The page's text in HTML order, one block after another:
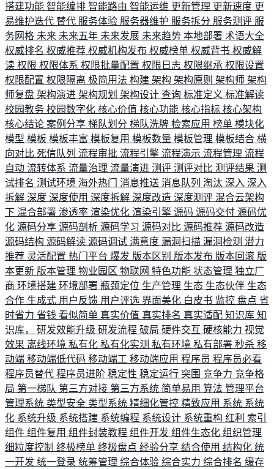
搭建功能 智能编排 智能路由 智能运维 更新管理 更新速度 更
易维护迭代 替代 服务体验 服务器维护 服务拆分 服务测评 服
务网格 未来 未来五年 未来发展 未来趋势 本地部署 术语大全
权威排名 权威推荐 权威机构发布 权威榜单 权威背书 权威解
读 权限 权限体系 权限批量配置 权限日志 权限继承 权限设置
权限配置 权限隔离 极简用法 构建 架构 架构原则 架构师 架构
师复盘 架构演进 架构规划 架构设计 查询 标准定义 标准解读
校园教务 校园数字化 核心价值 核心功能 核心指标 核心架构
核心结论 案例分享 梯队划分 梯队洗牌 检索应用 榜单 模块化
模型 模板 模板丰富 模板复用 模板数量 模板管理 模板结合 横
向对比 死信队列 流程审批 流程引擎 流程演示 流程管理 流程
自动 流转体系 流量治理 流量演进 测评 测评对比 测评结果 测
试排名 测试环境 海外热门 消息推送 消息队列 淘汰 深入 深入
拆解 深度 深度使用 深度拆解 深度改造 深度测评 混合云架构
下 混合部署 渗透率 渲染优化 渲染引擎 源码 源码交付 源码优
化 源码分享 源码剖析 源码学习 源码对比 源码推荐 源码改造
源码结构 源码解读 源码调试 满意度 漏洞扫描 漏洞检测 潜力
推荐 灵活配置 热门平台 爆发 版本区别 版本发布 版本回滚 版
本更新 版本管理 物业园区 物联网 特色功能 状态管理 独立厂
商 环境搭建 环境部署 瓶颈定位 生产管理 生态 生态伙伴 生态
合作 生成式 用户反馈 用户评选 界面美化 白皮书 监控 盘点 省
时省力 省钱 看似简单 真实价值 真实排名 真实适配 知识库 知
识库， 研发效能升级 研发流程 破局 硬件交互 硬核能力 视觉
效果 离线环境 私有化 私有化实测 私有环境 私有部署 秒杀 移
动端 移动端低代码 移动端工 移动端应用 程序员 程序员必看
程序员替代 程序员进阶 稳定性 稳定运行 突围 竞争力 竞争格
局 第一梯队 第三方对接 第三方系统 简单易用 算法 管理平台
管理系统 类型安全 类型系统 精细化管控 精致应用 系统 系统
化 系统升级 系统搭建 系统编程 系统设计 系统重构 红利 索引
组件 组件复用 组件封装教程 组件开发 组件生态化 组织管理
细粒度控制 终极榜单 终极盘点 经验分享 结合使用 结构化 统
一开发 统一登录 统筹管理 综合体验 综合实力 综合排名 缓存